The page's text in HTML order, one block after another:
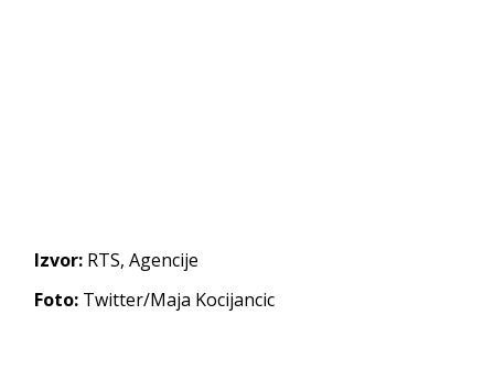
Izvor: RTS, Agencije
Foto: Twitter/Maja Kocijancic